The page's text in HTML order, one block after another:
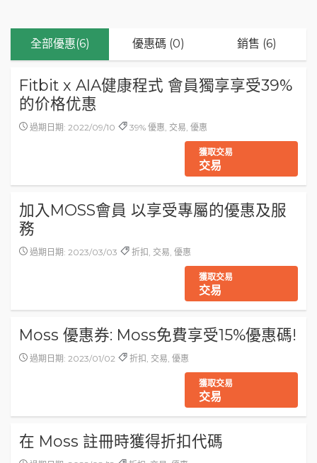
全部優惠(6) 優惠碼 (0) 銷售 (6)
Fitbit x AIA健康程式 會員獨享享受39%
的价格优惠
過期日期: 2022/09/10 39% 優惠, 交易, 優惠
獲取交易
交易
加入MOSS會員 以享受專屬的優惠及服
務
過期日期: 2023/03/03 折扣, 交易, 優惠
獲取交易
交易
Moss 優惠券: Moss免費享受15%優惠碼!
過期日期: 2023/01/02 折扣, 交易, 優惠
獲取交易
交易
在 Moss 註冊時獲得折扣代碼